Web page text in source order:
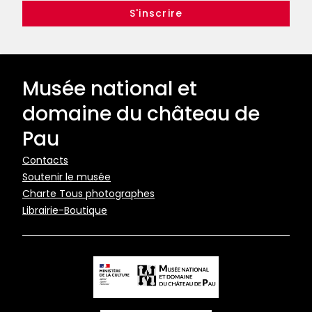
disponibles en la recepción
Musée national et
domaine du château de
Pau
Pied
de
page
Contacts
Soutenir le musée
Charte Tous photographes
Librairie-Boutique